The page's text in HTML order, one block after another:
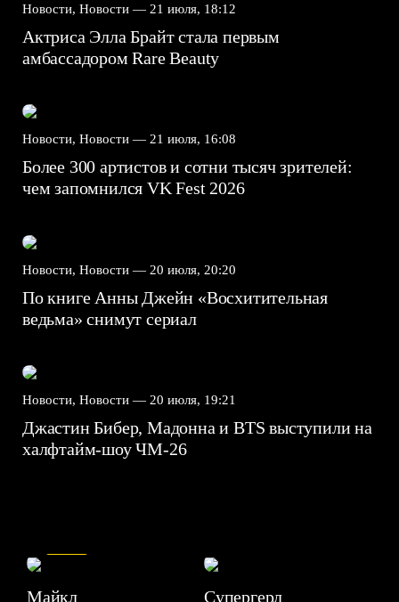
Новости, Новости — 21 июля, 18:12
Актриса Элла Брайт стала первым
амбассадором Rare Beauty
Новости, Новости — 21 июля, 16:08
Более 300 артистов и сотни тысяч зрителей:
чем запомнился VK Fest 2026
Новости, Новости — 20 июля, 20:20
По книге Анны Джейн «Восхитительная
ведьма» снимут сериал
Новости, Новости — 20 июля, 19:21
Джастин Бибер, Мадонна и BTS выступили на
халфтайм-шоу ЧМ-26
Майкл Супергерл